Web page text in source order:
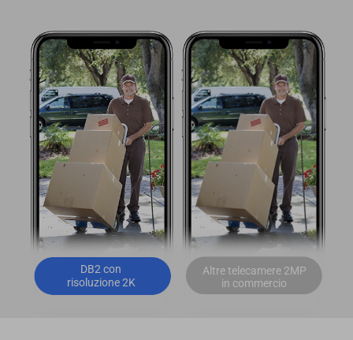
DB2 con
risoluzione 2K
Altre telecamere 2MP
in commercio